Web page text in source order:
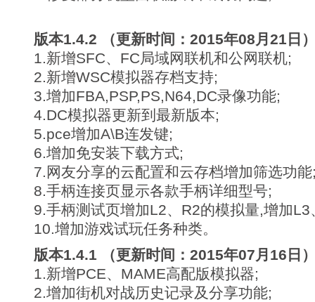
版本1.4.2 （更新时间：2015年08月21日
1.新增SFC、FC局域网联机和公网联机;
2.新增WSC模拟器存档支持;
3.增加FBA,PSP,PS,N64,DC录像功能;
4.DC模拟器更新到最新版本;
5.pce增加A\B连发键;
6.增加免安装下载方式;
7.网友分享的云配置和云存档增加筛选功能
8.手柄连接页显示各款手柄详细型号;
9.手柄测试页增加L2、R2的模拟量,增加
10.增加游戏试玩任务种类。
版本1.4.1 （更新时间：2015年07月16日
1.新增PCE、MAME高配版模拟器;
2.增加街机对战历史记录及分享功能;